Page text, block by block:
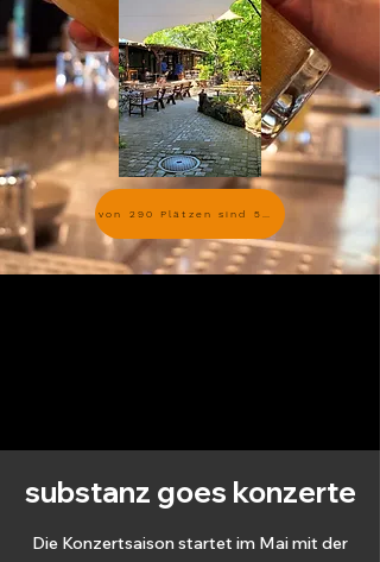
von 290 Plätzen sind 55 resevierbar
substanz goes konzerte
Die Konzertsaison startet im Mai mit der